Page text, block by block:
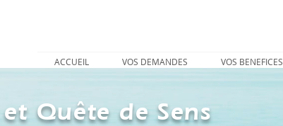
ACCUEIL VOS DEMANDES VOS BENEFICES
Quête de Sens